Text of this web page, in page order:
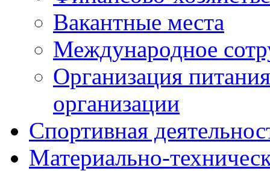
Вакантные места
Международное
Организация
организации
Спортивная
Материально-